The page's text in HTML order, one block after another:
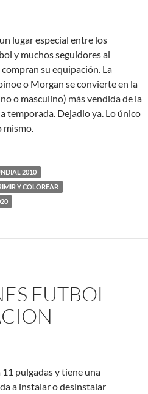
lugar especial entre los
y muchos seguidores al
su equipación. La
o Morgan se convierte en la
o masculino) más vendida de la
temporada. Dejadlo ya. Lo único
mismo.
2010
Y COLOREAR
FUTBOL
pulgadas y tiene una
a instalar o desinstalar